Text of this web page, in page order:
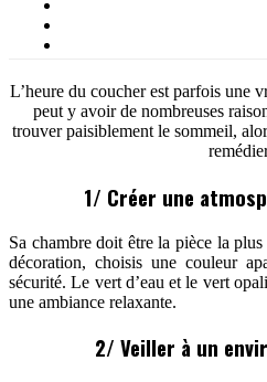
L’heure du coucher est parfois une
peut y avoir de nombreuses
trouver paisiblement le sommeil,
1/ Créer une
Sa chambre doit être la pièce la
décoration, choisis une couleur
sécurité. Le vert d’eau et le vert
une ambiance relaxante.
2/ Veiller à un